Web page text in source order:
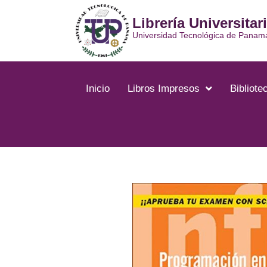
Librería
Universidad Tecnológica de
Inicio Libros Impresos